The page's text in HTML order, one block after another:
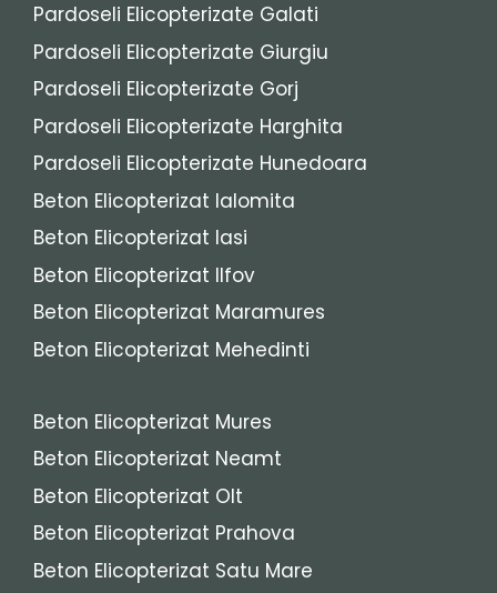
Pardoseli Elicopterizate Galati
Pardoseli Elicopterizate Giurgiu
Pardoseli Elicopterizate Gorj
Pardoseli Elicopterizate Harghita
Pardoseli Elicopterizate Hunedoara
Beton Elicopterizat Ialomita
Beton Elicopterizat Iasi
Beton Elicopterizat Ilfov
Beton Elicopterizat Maramures
Beton Elicopterizat Mehedinti
Beton Elicopterizat Mures
Beton Elicopterizat Neamt
Beton Elicopterizat Olt
Beton Elicopterizat Prahova
Beton Elicopterizat Satu Mare